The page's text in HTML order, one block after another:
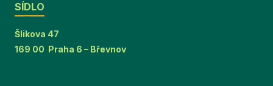
SÍDLO
Šlikova 47
169 00 Praha 6 – Břevnov